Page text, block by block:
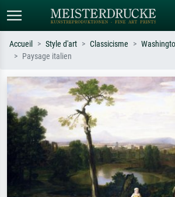
Recherchez par artiste, titre ou style –
ex. Monet, Nuit étoilée,
impressionnisme, vague de Hokusai,
nu.
Décrivez
abstrait
tableau
Accueil Style d'art Classicisme
Paysage italien